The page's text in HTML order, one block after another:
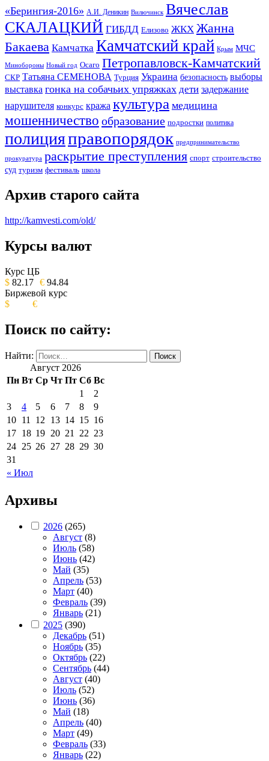
«Берингия-2016» А.И. Деникин Вилючинск Вячеслав
СКАЛАЦКИЙ ГИБДД Елизово ЖКХ Жанна
Бакаева Камчатка Камчатский край Крым МЧС
Минобороны Новый год Осаго Петропавловск-Камчатский
СКР Татьяна СЕМЕНОВА Турция Украина безопасность выборы
выставка гонка на собачьих упряжках дети задержание
нарушителя конкурс кража культура медицина
мошенничество образование подростки политика
полицияправопорядок предпринимательство
прокуратура раскрытие преступления спорт строительство
суд туризм фестиваль школа
Архив старого сайта
http://kamvesti.com/old/
ОБЩЕСТВЕННО-ПОЛИТИЧЕСКОЕ
ИЗДАНИЕ КАМЧАТСКОГО КРАЯ.
Курсы валют
Курс ЦБ
$ 82.17 € 94.84
Биржевой курс
$
€
Поиск по сайту:
Найти:
Август 2026
Пн Вт Ср Чт Пт Сб Вс
« Июл
1
2
3
4 5 6 7 8
9
10 11 12 13 14 15 16
17 18 19 20 21 22 23
24 25 26 27 28 29 30
31
Архивы
2026 (265)
Август (8)
Июль (58)
Июнь (42)
Май (35)
Апрель (53)
Март (40)
Февраль (39)
Январь (21)
2025 (390)
Декабрь (51)
Ноябрь (35)
Октябрь (22)
Сентябрь (44)
Август (40)
Июль (52)
Июнь (36)
Май (18)
Апрель (40)
Март (49)
Февраль (33)
Январь (22)